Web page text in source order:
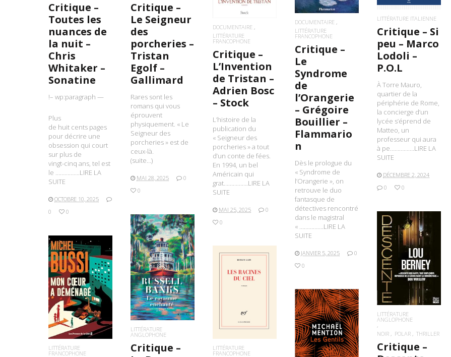
Critique –
Toutes les
nuances de
la nuit –
Chris
Whitaker –
Sonatine
!– wp:paragraph —
Plus
de huit cents pages
pour décrire une
obsession qui court
sur plus de
vingt-cinq ans, tel est
le …………….LIRE LA
SUITE
OCTOBRE 10, 2025
0
0
Critique –
Le Seigneur
des
porcheries –
Tristan
Egolf –
Gallimard
Rares sont les
romans qui vous
éprouvent
physiquement. « Le
Seigneur des
porcheries » est de
ceux-là.
(suite…)
MAI 28, 2025
0
0
DOCUMENTAIRE
LITTÉRATURE
FRANCOPHONE
Critique –
L’Invention
de Tristan –
Adrien Bosc
– Stock
L’histoire de la
publication du
« Seigneur des
porcheries » a tout
d’un conte de fées.
En 1994, un bel
Américain qui
grat…………….LIRE LA
SUITE
MAI 25, 2025
0
0
DOCUMENTAIRE
LITTÉRATURE
FRANCOPHONE
Critique –
Le
Syndrome
de
l’Orangerie
– Grégoire
Bouillier –
Flammario
n
Dès le prologue du
« Syndrome de
l’Orangerie », on
retrouve le duo
fantasque de
détectives rencontré
dans le magistral
« …………….LIRE LA
SUITE
JANVIER 5, 2025
0
0
LITTÉRATURE ITALIENNE
Critique – Si
peu – Marco
Lodoli –
P.O.L
À Torre Mauro,
quartier de la
périphérie de Rome,
la concierge d’un
lycée s’éprend de
Matteo, un
professeur qui aura
à pe…………….LIRE LA
SUITE
DÉCEMBRE 2, 2024
0
0
LIRE LA SUITE
LITTÉRATURE
ANGLOPHONE
NOIR
POLAR THRILLER
Critique –
LIRE LA SUITE
LITTÉRATURE
ANGLOPHONE
Critique –
LIRE LA SUITE
LITTÉRATURE
FRANCOPHONE
LITTÉRATURE
FRANCOPHONE
LIRE LA SUITE